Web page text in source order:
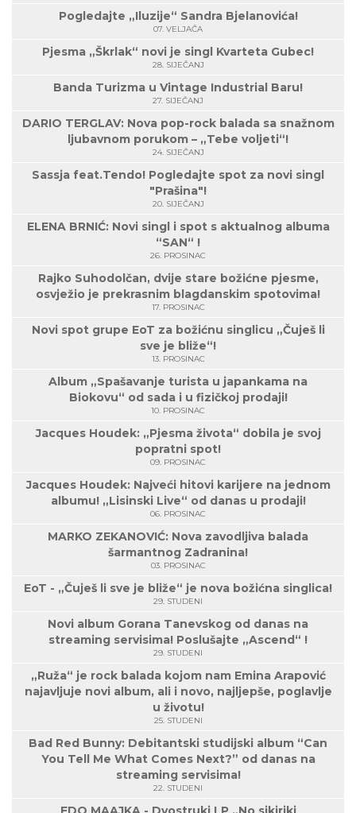
Pogledajte „Iluzije“ Sandra Bjelanovića!
07. VELJAČA
Pjesma „Škrlak“ novi je singl Kvarteta Gubec!
28. SIJEČANJ
Banda Turizma u Vintage Industrial Baru!
27. SIJEČANJ
DARIO TERGLAV: Nova pop-rock balada sa snažnom
ljubavnom porukom – „Tebe voljeti“!
24. SIJEČANJ
Sassja feat.Tendo! Pogledajte spot za novi singl
"Prašina"!
20. SIJEČANJ
ELENA BRNIĆ: Novi singl i spot s aktualnog albuma
“SAN“ !
26. PROSINAC
Rajko Suhodolčan, dvije stare božićne pjesme,
osvježio je prekrasnim blagdanskim spotovima!
17. PROSINAC
Novi spot grupe EoT za božićnu singlicu „Čuješ li
sve je bliže“!
13. PROSINAC
Album „Spašavanje turista u japankama na
Biokovu“ od sada i u fizičkoj prodaji!
10. PROSINAC
Jacques Houdek: „Pjesma života“ dobila je svoj
popratni spot!
09. PROSINAC
Jacques Houdek: Najveći hitovi karijere na jednom
albumu! „Lisinski Live“ od danas u prodaji!
06. PROSINAC
MARKO ZEKANOVIĆ: Nova zavodljiva balada
šarmantnog Zadranina!
03. PROSINAC
EoT - „Čuješ li sve je bliže“ je nova božićna singlica!
29. STUDENI
Novi album Gorana Tanevskog od danas na
streaming servisima! Poslušajte „Ascend“ !
29. STUDENI
„Ruža“ je rock balada kojom nam Emina Arapović
najavljuje novi album, ali i novo, najljepše, poglavlje
u životu!
25. STUDENI
Bad Red Bunny: Debitantski studijski album “Can
You Tell Me What Comes Next?” od danas na
streaming servisima!
22. STUDENI